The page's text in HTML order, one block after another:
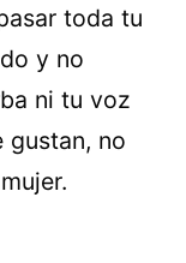
toda tu
y no
ni tu voz
gustan, no